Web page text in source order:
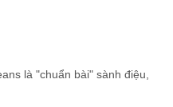
là "chuẩn bài" sành điệu,